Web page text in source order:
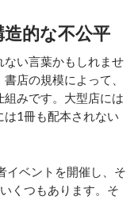
的な不公平
い言葉かもしれませ
店の規模によって、
みです。大型店には
1冊も配本されない
ベントを開催し、そ
くつもあります。そ